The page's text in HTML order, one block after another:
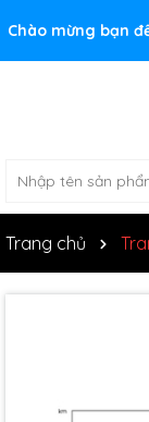
Chào mừng bạn
Rất nhiều ưu đãi
bạn
Trang chủ